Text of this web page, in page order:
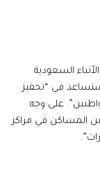
السعودية
ستساعد في “تحفيز
على وجه
المساكن في مراكز